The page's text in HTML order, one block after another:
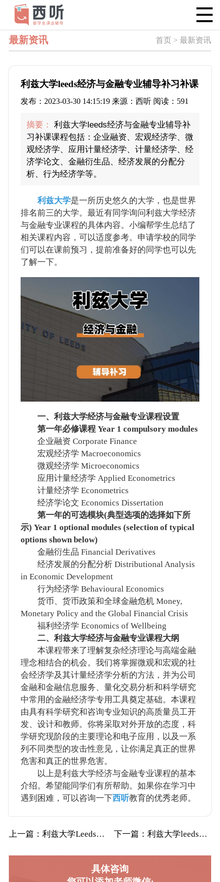
最新资讯 首页 > 最新资讯
利兹大学leeds经济与金融专业辅导补习补课
发布：2023-03-30 14:15:19 来源：西听 阅读：591
摘要：
利兹大学leeds经济与金融专业辅导补
习补课课程包括：企业融资、宏观经济学、微
观经济学、应用计量经济学、计量经济学、经
济学论文、金融衍生品、经济发展的分配分
析、行为经济学等。
利兹大学是一所历史悠久的大学，也是世界
排名前三的大学。最近有同学询问利兹大学经济
与金融专业课程的具体内容。小编帮学生总结了
相关课程内容，可以适度参考。申请学校的同学
们可以在课前预习，提前准备好的同学也可以先
了解一下。
一、利兹大学经济与金融专业课程设置
第一年必修课程 Year 1 compulsory modules
企业融资 Corporate Finance
宏观经济学 Macroeconomics
微观经济学 Microeconomics
应用计量经济学 Applied Econometrics
计量经济学 Econometrics
经济学论文 Economics Dissertation
第一年的可选模块(典型选项的选择如下所
示) Year 1 optional modules (selection of typical
options shown below)
金融衍生品 Financial Derivatives
经济发展的分配分析 Distributional Analysis
in Economic Development
行为经济学 Behavioural Economics
货币、货币政策和全球金融危机 Money,
Monetary Policy and the Global Financial Crisis
福利经济学 Economics of Wellbeing
二、利兹大学经济与金融专业课程大纲
本课程带来了理解复杂经济理论与高端金融
理念相结合的机会。我们将掌握微观和宏观的社
会经济学及其计量经济学分析的方法，并为公司
金融和金融信息服务、量化交易分析和科学研究
中常用的金融经济学专用工具奠定基础。本课程
由具有科学研究和咨询专业知识的高质量员工开
发、设计和教师。你将采取对外开放的态度，科
学研究现阶段的主要理论和电子应用，以及一系
列不同类型的攻击性意见，让你满足真正的世界
危害和真正的世界危害。
以上是利兹大学经济与金融专业课程的基本
介绍。希望能同学们有所帮助。如果你在学习中
遇到困难，可以咨询一下西听教育的优秀老师。
上一篇 ：利兹大学Leeds金融数学辅导补习补课 下一篇 ：利兹大学leeds经济专业辅导补习补课
具体咨询